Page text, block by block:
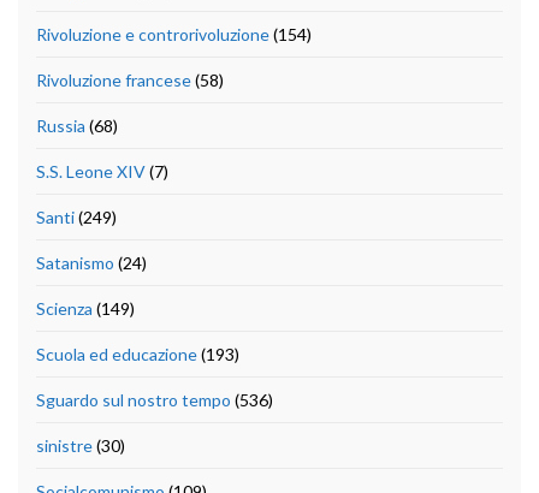
Rivoluzione e controrivoluzione(154)
Rivoluzione francese(58)
Russia (68)
S.S. Leone XIV(7)
Santi(249)
Satanismo (24)
Scienza (149)
Scuola ed educazione(193)
Sguardo sul nostro tempo (536)
sinistre(30)